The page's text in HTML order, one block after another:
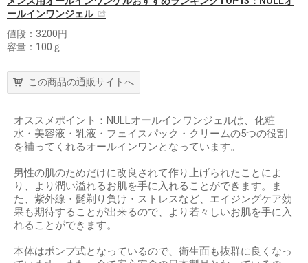
ールインワンジェル
値段：3200円
容量：100ｇ
この商品の通販サイトへ
オススメポイント：NULLオールインワンジェルは、化粧
水・美容液・乳液・フェイスパック・クリームの5つの役割
を補ってくれるオールインワンとなっています。
男性の肌のためだけに改良されて作り上げられたことによ
り、より潤い溢れるお肌を手に入れることができます。ま
た、紫外線・髭剃り負け・ストレスなど、エイジングケア効
果も期待することが出来るので、より若々しいお肌を手に入
れることができます。
本体はポンプ式となっているので、衛生面も抜群に良くなっ